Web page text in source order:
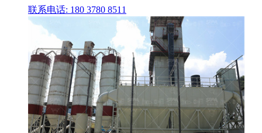
联系电话: 180 3780 8511